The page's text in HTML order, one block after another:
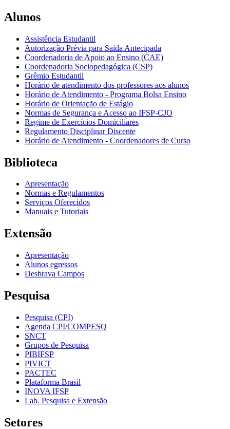
Alunos
Assistência Estudantil
Autorização Prévia para Saída Antecipada
Coordenadoria de Apoio ao Ensino (CAE)
Coordenadoria Sociopedagógica (CSP)
Grêmio Estudantil
Horário de atendimento dos professores aos alunos
Horário de Atendimento - Programa Bolsa Ensino
Horário de Orientação de Estágio
Normas de Segurança e Acesso ao IFSP-CJO
Regime de Exercícios Domiciliares
Regulamento Disciplinar Discente
Horário de Atendimento - Coordenadores de Curso
Biblioteca
Apresentação
Normas e Regulamentos
Serviços Oferecidos
Manuais e Tutoriais
Extensão
Apresentação
Alunos egressos
Desbrava Campos
Pesquisa
Pesquisa (CPI)
Agenda CPI/COMPESQ
SNCT
Grupos de Pesquisa
PIBIFSP
PIVICT
PACTEC
Plataforma Brasil
INOVA IFSP
Lab. Pesquisa e Extensão
Setores